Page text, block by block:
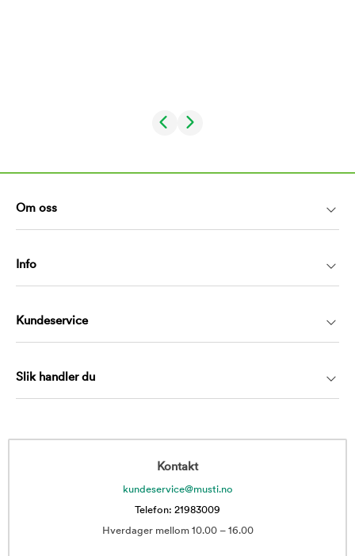
Om oss
Info
Kundeservice
Slik handler du
Kontakt
kundeservice@musti.no
Telefon: 21983009
Hverdager mellom 10.00 – 16.00